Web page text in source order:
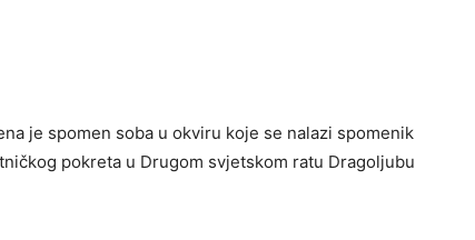
je spomen soba u okviru koje se nalazi spomenik
pokreta u Drugom svjetskom ratu Dragoljubu